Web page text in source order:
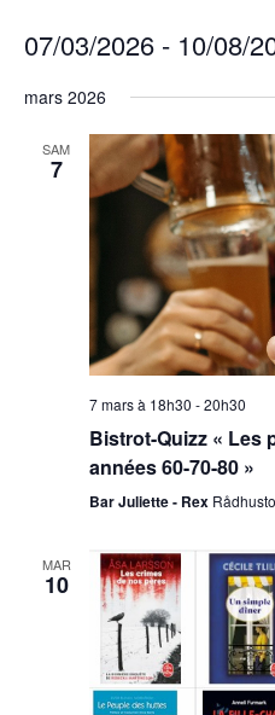
07/03/2026 - 10/08/
une
mars 2026
SAM
7
7 mars à 18h30 -20h30
Bistrot-Quizz « Les
années 60-70-80 »
Bar Juliette - Rex
MAR
10